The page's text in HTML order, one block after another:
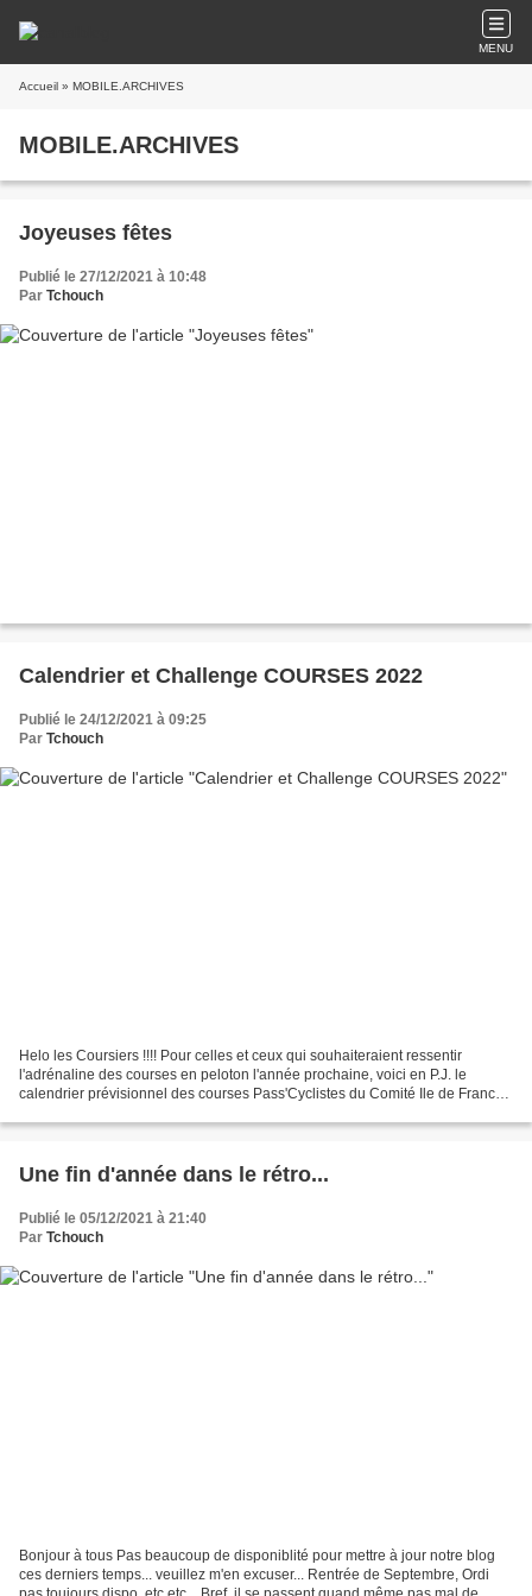
MENU
Accueil » MOBILE.ARCHIVES
MOBILE.ARCHIVES
Joyeuses fêtes
Publié le 27/12/2021 à 10:48
Par Tchouch
Calendrier et Challenge COURSES 2022
Publié le 24/12/2021 à 09:25
Par Tchouch
Helo les Coursiers !!!! Pour celles et ceux qui souhaiteraient ressentir
l'adrénaline des courses en peloton l'année prochaine, voici en P.J. le
calendrier prévisionnel des courses Pass'Cyclistes du Comité Ile de France
Une fin d'année dans le rétro...
Publié le 05/12/2021 à 21:40
Par Tchouch
Bonjour à tous Pas beaucoup de disponiblité pour mettre à jour notre blog
ces derniers temps... veuillez m'en excuser... Rentrée de Septembre, Ordi